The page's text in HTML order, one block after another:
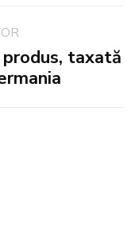
produs, taxată